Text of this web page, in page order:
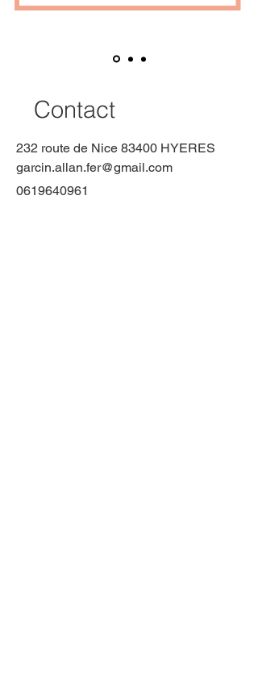
Contact
232 route de Nice 83400 HYERES
garcin.allan.fer@gmail.com
0619640961